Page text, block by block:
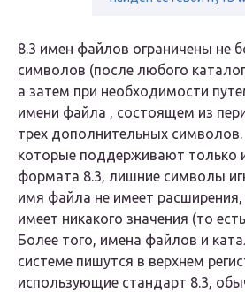
8.3 имен файлов ограничены не
символов (после любого
а затем при необходимости
имени файла , состоящем из
трех дополнительных
которые поддерживают только
формата 8.3, лишние символы
имя файла не имеет
имеет никакого значения (то
Более того, имена файлов и
системе пишутся в верхнем
использующие стандарт 8.3,